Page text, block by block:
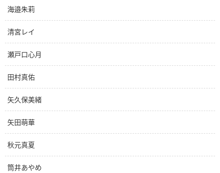
海邉朱莉
清宮レイ
瀬戸口心月
田村真佑
矢久保美緒
矢田萌華
秋元真夏
筒井あやめ